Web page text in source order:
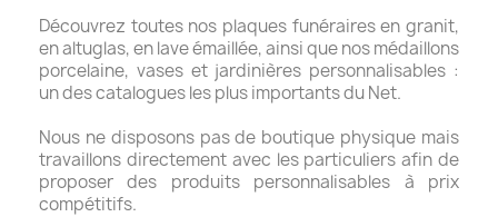
Découvrez toutes nos plaques funéraires en granit,
en altuglas, en lave émaillée, ainsi que nos médaillons
porcelaine, vases et jardinières personnalisables :
un des catalogues les plus importants du Net.
Nous ne disposons pas de boutique physique mais
travaillons directement avec les particuliers afin de
proposer des produits personnalisables à prix
compétitifs.